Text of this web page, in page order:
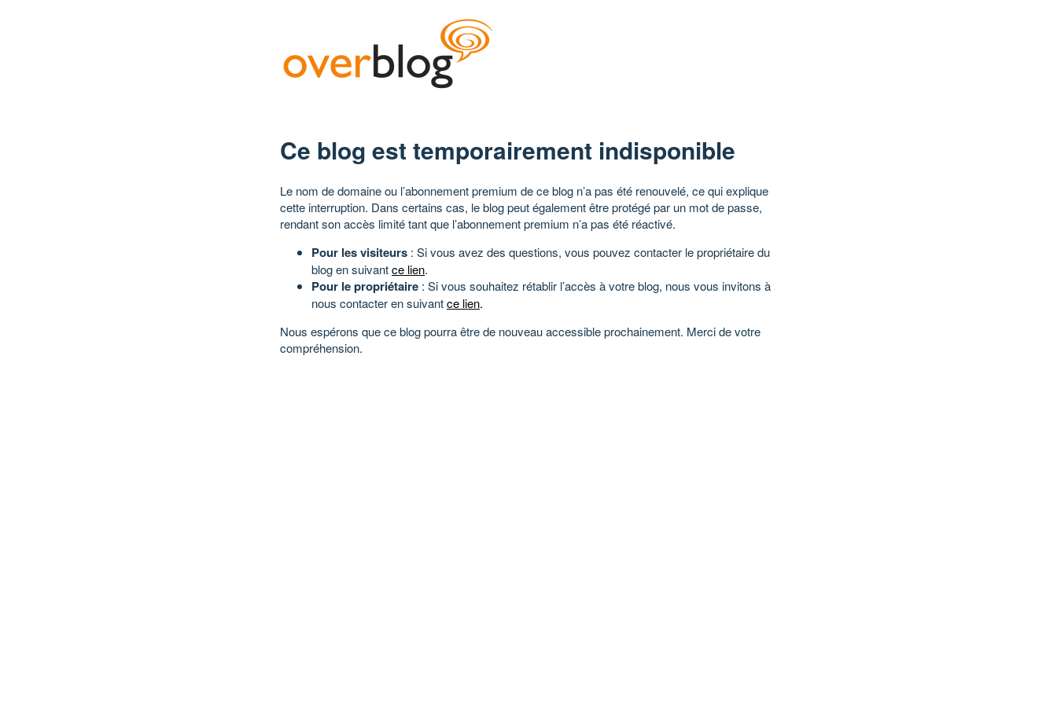
Ce blog est temporairement indisponible
Le nom de domaine ou l’abonnement premium de ce blog n’a pas été renouvelé, ce qui explique
cette interruption. Dans certains cas, le blog peut également être protégé par un mot de passe,
rendant son accès limité tant que l’abonnement premium n’a pas été réactivé.
Pour les visiteurs : Si vous avez des questions, vous pouvez contacter le propriétaire du
blog en suivantce lien.
Pour le propriétaire : Si vous souhaitez rétablir l’accès à votre blog, nous vous invitons à
nous contacter en suivantce lien.
Nous espérons que ce blog pourra être de nouveau accessible prochainement. Merci de votre
compréhension.